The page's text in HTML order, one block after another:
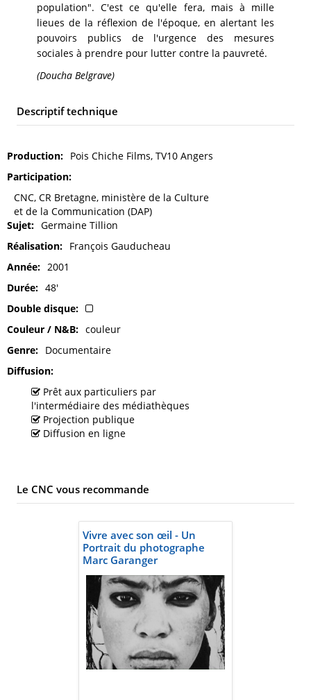
population". C'est ce qu'elle fera, mais à mille
lieues de la réflexion de l'époque, en alertant les
pouvoirs publics de l'urgence des mesures
sociales à prendre pour lutter contre la pauvreté.
(Doucha Belgrave)
Descriptif technique
Production
Pois Chiche Films, TV10 Angers
Participation
CNC, CR Bretagne, ministère de la Culture
et de la Communication (DAP)
Sujet
Germaine Tillion
Réalisation
François Gauducheau
Année
2001
Durée
48'
Double disque
Couleur / N&B
couleur
Genre
Documentaire
Diffusion
Prêt aux particuliers par
l'intermédiaire des médiathèques
Projection publique
Diffusion en ligne
Le CNC vous recommande
Vivre avec son œil - Un
Portrait du photographe
Marc Garanger